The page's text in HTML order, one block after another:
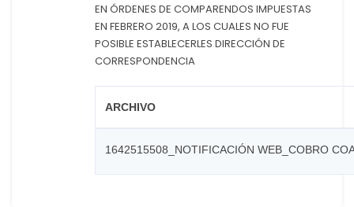
EN ÓRDENES DE COMPARENDOS IMPUESTAS
EN FEBRERO 2019, A LOS CUALES NO FUE
POSIBLE ESTABLECERLES DIRECCIÓN DE
CORRESPONDENCIA
ARCHIVO
1642515508_NOTIFICACIÓN WEB_COBRO